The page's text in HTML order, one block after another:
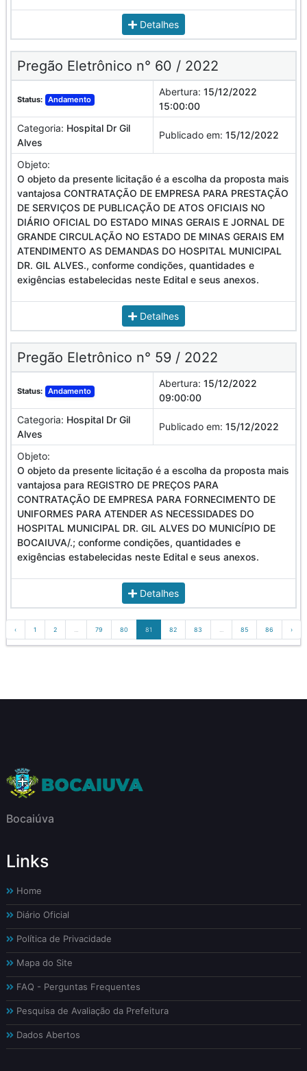
Detalhes
Pregão Eletrônico n° 60 / 2022
Status: Andamento
Abertura: 15/12/2022
15:00:00
Categoria: Hospital Dr Gil
Alves
Publicado em: 15/12/2022
Objeto:
O objeto da presente licitação é a escolha da proposta mais
vantajosa CONTRATAÇÃO DE EMPRESA PARA PRESTAÇÃO
DE SERVIÇOS DE PUBLICAÇÃO DE ATOS OFICIAIS NO
DIÁRIO OFICIAL DO ESTADO MINAS GERAIS E JORNAL DE
GRANDE CIRCULAÇÃO NO ESTADO DE MINAS GERAIS EM
ATENDIMENTO AS DEMANDAS DO HOSPITAL MUNICIPAL
DR. GIL ALVES., conforme condições, quantidades e
exigências estabelecidas neste Edital e seus anexos.
Detalhes
Pregão Eletrônico n° 59 / 2022
Status: Andamento
Abertura: 15/12/2022
09:00:00
Categoria: Hospital Dr Gil
Alves
Publicado em: 15/12/2022
Objeto:
O objeto da presente licitação é a escolha da proposta mais
vantajosa para REGISTRO DE PREÇOS PARA
CONTRATAÇÃO DE EMPRESA PARA FORNECIMENTO DE
UNIFORMES PARA ATENDER AS NECESSIDADES DO
HOSPITAL MUNICIPAL DR. GIL ALVES DO MUNICÍPIO DE
BOCAIUVA/.; conforme condições, quantidades e
exigências estabelecidas neste Edital e seus anexos.
Detalhes
‹ 1 2 79 80 81 82 83 85 86 ›
Bocaiúva
Links
Home
Diário Oficial
Política de Privacidade
Mapa do Site
FAQ - Perguntas Frequentes
Pesquisa de Avaliação da Prefeitura
Dados Abertos